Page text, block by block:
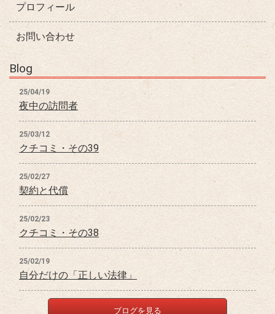
プロフィール
お問い合わせ
Blog
25/04/19
夜中の訪問者
25/03/12
クチコミ・その39
25/02/27
契約と代償
25/02/23
クチコミ・その38
25/02/19
自分だけの「正しい法律」
ブログを見る